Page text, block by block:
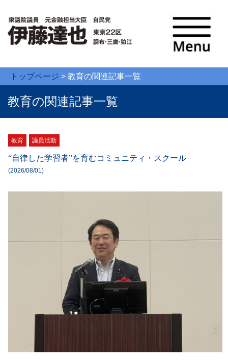
トップページ > 教育の関連記事一覧
教育の関連記事一覧
教育 議員活動
“自律した学習者”を育むコミュニティ・スクール
(2026/08/01)